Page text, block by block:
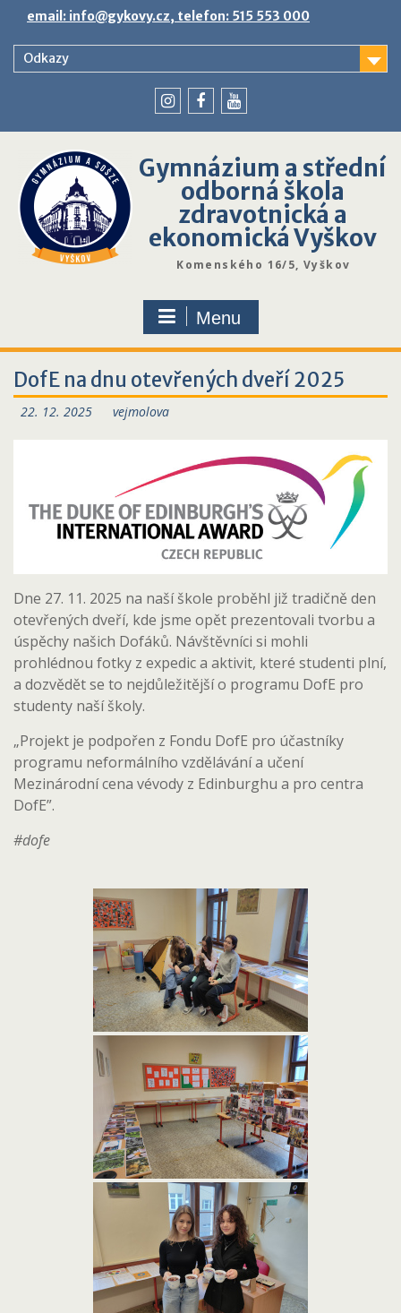
content
email: info@gykovy.cz, telefon: 515 553 000
Odkazy
Gymnázium a střední
odborná škola
zdravotnická a
ekonomická Vyškov
Komenského 16/5, Vyškov
Menu
DofE na dnu otevřených dveří 2025
22. 12. 2025 vejmolova
Dne 27. 11. 2025 na naší škole proběhl již tradičně den
otevřených dveří, kde jsme opět prezentovali tvorbu a
úspěchy našich Dofáků. Návštěvníci si mohli
prohlédnou fotky z expedic a aktivit, které studenti plní,
a dozvědět se to nejdůležitější o programu DofE pro
studenty naší školy.
„Projekt je podpořen z Fondu DofE pro účastníky
programu neformálního vzdělávání a učení
Mezinárodní cena vévody z Edinburghu a pro centra
DofE”.
#dofe